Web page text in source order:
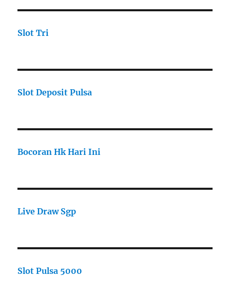
Slot Tri
Slot Deposit Pulsa
Bocoran Hk Hari Ini
Live Draw Sgp
Slot Pulsa 5000